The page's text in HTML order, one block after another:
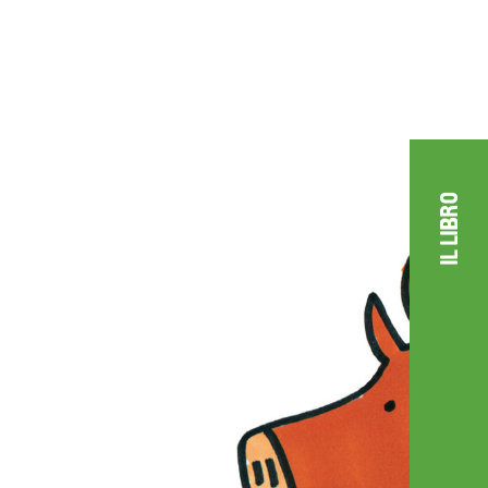
IL LIBRO